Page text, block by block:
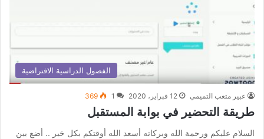
الفصول الدراسية الافتراضية
عبير متعب التميمي 12 فبراير، 2020 1
369
طريقة التحضير في بوابة المستقبل
السلام عليكم ورحمة الله وبركاته أسعد الله أوقتكم بكل خير .. أضع بين